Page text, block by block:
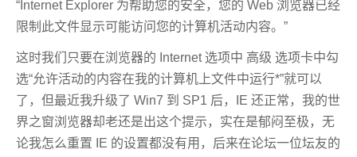
“Internet Explorer 为帮助您的安全，您的 Web 浏览器已经
限制此文件显示可能访问您的计算机活动内容。”
这时我们只要在浏览器的 Internet 选项中 高级 选项卡中勾
选“允许活动的内容在我的计算机上文件中运行*”就可以
了，但最近我升级了 Win7 到 SP1 后，IE 还正常，我的世
界之窗浏览器却老还是出这个提示，实在是郁闷至极，无
论我怎么重置 IE 的设置都没有用，后来在论坛一位坛友的